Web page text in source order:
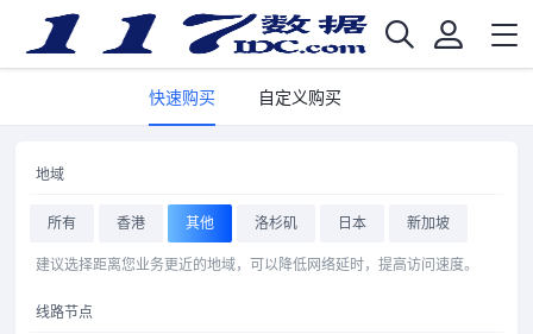
快速购买 自定义购买
地域
所有 香港 其他 洛杉矶 日本 新加坡
建议选择距离您业务更近的地域，可以降低网络延时，提高访问速度。
线路节点